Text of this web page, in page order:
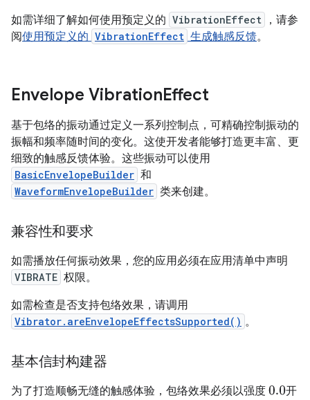
如需详细了解如何使用预定义的 VibrationEffect
，请参
阅使用预定义的 VibrationEffect 生成触感反馈。
Envelope VibrationEffect
基于包络的振动通过定义一系列控制点，可精确控制振动的
振幅和频率随时间的变化。这使开发者能够打造更丰富、更
细致的触感反馈体验。这些振动可以使用
BasicEnvelopeBuilder 和
WaveformEnvelopeBuilder 类来创建。
兼容性和要求
如需播放任何振动效果，您的应用必须在应用清单中声明
VIBRATE 权限。
如需检查是否支持包络效果，请调用
Vibrator.areEnvelopeEffectsSupported() 。
基本信封构建器
为了打造顺畅无缝的触感体验，包络效果必须以强度 0.0开